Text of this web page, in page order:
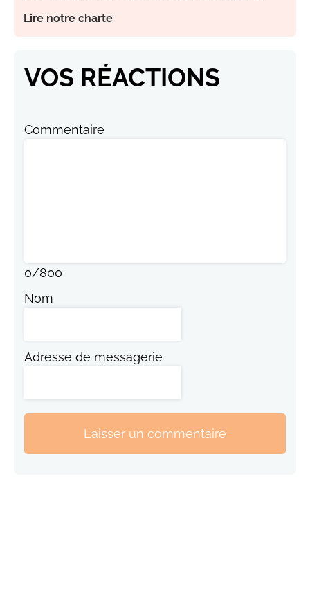
Lire notre charte
VOS RÉACTIONS
Commentaire
0/800
Nom
Adresse de messagerie
Laisser un commentaire